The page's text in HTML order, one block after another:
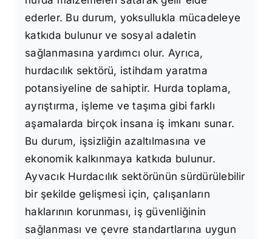
ederler. Bu durum, yoksullukla mücadeleye
katkıda bulunur ve sosyal adaletin
sağlanmasına yardımcı olur. Ayrıca,
hurdacılık sektörü, istihdam yaratma
potansiyeline de sahiptir. Hurda toplama,
ayrıştırma, işleme ve taşıma gibi farklı
aşamalarda birçok insana iş imkanı sunar.
Bu durum, işsizliğin azaltılmasına ve
ekonomik kalkınmaya katkıda bulunur.
Ayvacık Hurdacılık sektörünün sürdürülebilir
bir şekilde gelişmesi için, çalışanların
haklarının korunması, iş güvenliğinin
sağlanması ve çevre standartlarına uygun